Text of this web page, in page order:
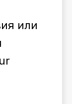
или